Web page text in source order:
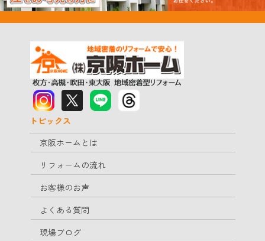
トピックス
京阪ホームとは
リフォームの流れ
お客様のお声
よくある質問
現場ブログ